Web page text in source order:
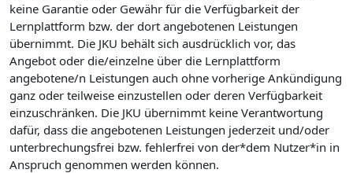
keine Garantie oder Gewähr für die Verfügbarkeit der
Lernplattform bzw. der dort angebotenen Leistungen
übernimmt. Die JKU behält sich ausdrücklich vor, das
Angebot oder die/einzelne über die Lernplattform
angebotene/n Leistungen auch ohne vorherige Ankündigung
ganz oder teilweise einzustellen oder deren Verfügbarkeit
einzuschränken. Die JKU übernimmt keine Verantwortung
dafür, dass die angebotenen Leistungen jederzeit und/oder
unterbrechungsfrei bzw. fehlerfrei von der*dem Nutzer*in in
Anspruch genommen werden können.